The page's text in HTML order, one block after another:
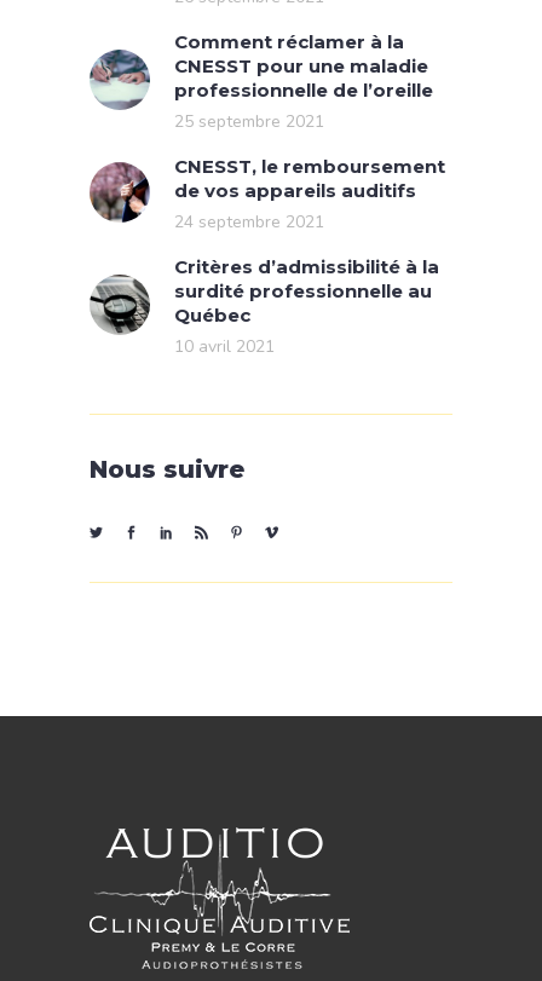
Comment réclamer à la
CNESST pour une maladie
professionnelle de l’oreille
25 septembre 2021
CNESST, le remboursement
de vos appareils auditifs
24 septembre 2021
Critères d’admissibilité à la
surdité professionnelle au
Québec
10 avril 2021
Nous suivre